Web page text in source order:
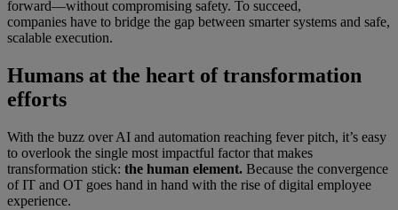
forward—without compromising safety. To succeed,
companies have to bridge the gap between smarter systems and safe,
scalable execution.
Humans at the heart of transformation
efforts
With the buzz over AI and automation reaching fever pitch, it’s easy
to overlook the single most impactful factor that makes
transformation stick: the human element. Because the convergence
of IT and OT goes hand in hand with the rise of digital employee
experience.